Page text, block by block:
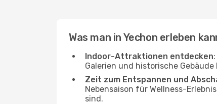
Was man in Yechon erleben
Indoor-Attraktionen entdecken
Galerien und historische
Zeit zum Entspannen und
Nebensaison für Wellness-
sind.